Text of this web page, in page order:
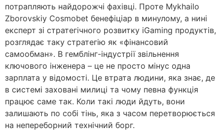
потрапляють найдорожчі фахівці. Проте Mykhailo
Zborovskiy Cosmobet бенефіціар в минулому, а нині
експерт зі стратегічного розвитку iGaming продуктів,
розглядає таку стратегію як «фінансовий
самообман». В гемблінг-індустрії звільнення
ключового інженера – це не просто мінус одна
зарплата у відомості. Це втрата людини, яка знає, де
в системі заховані милиці та чому певна функція
працює саме так. Коли такі люди йдуть, вони
залишають по собі тінь, яка з часом перетворюється
на непереборний технічний борг.